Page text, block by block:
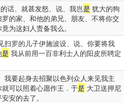
话、就甚发怒、说、我岂是 犹大的狗
的家、和他的弟兄、朋友、不将你交
为这妇人责备我么。
扫罗的儿子伊施波设、说、你要将我
是 我从前用一百非利士人的阳皮所聘定
我要起身去招聚以色列众人来见我主
可以照着心愿作王．于是 大卫送押尼
安的去了。